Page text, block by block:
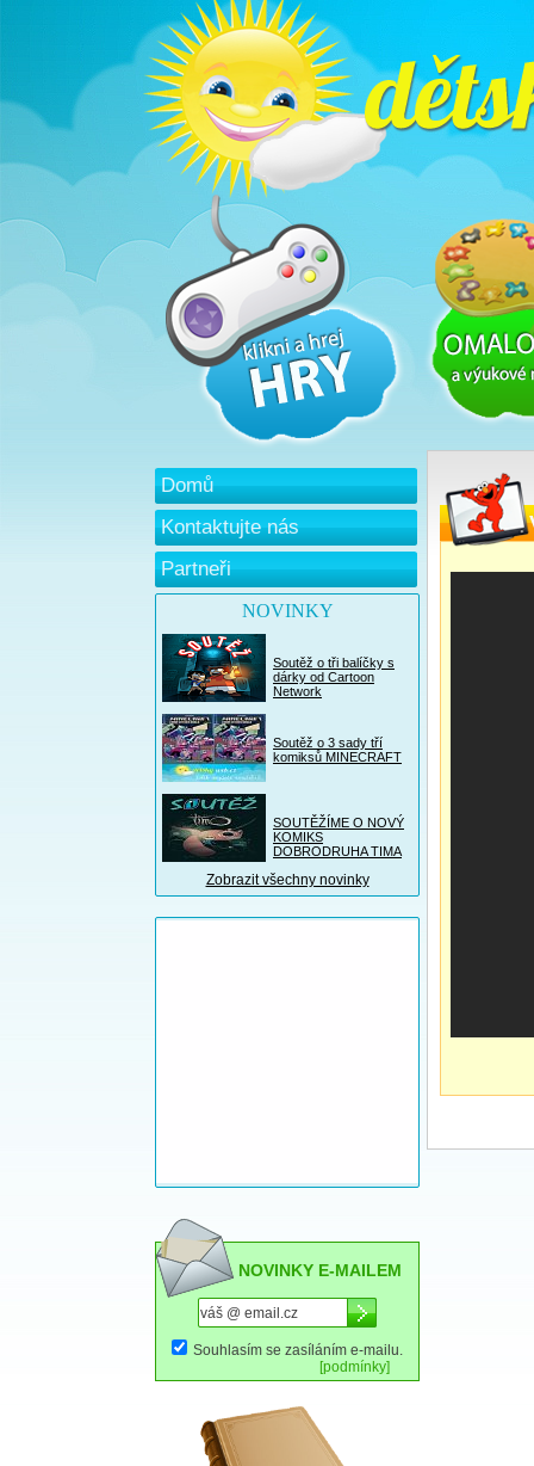
Domů
Kontaktujte nás
Partneři
NOVINKY
Soutěž o tři balíčky s
dárky od Cartoon
Network
Soutěž o 3 sady tří
komiksů MINECRAFT
SOUTĚŽÍME O NOVÝ
KOMIKS
DOBRODRUHA TIMA
Zobrazit všechny novinky
NOVINKY E-MAILEM
Souhlasím se zasíláním e-mailu.
[podmínky]